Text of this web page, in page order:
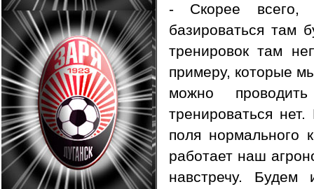
- Скорее
базироваться там
тренировок там
примеру, которые
можно
тренироваться
поля нормального
работает наш
навстречу.